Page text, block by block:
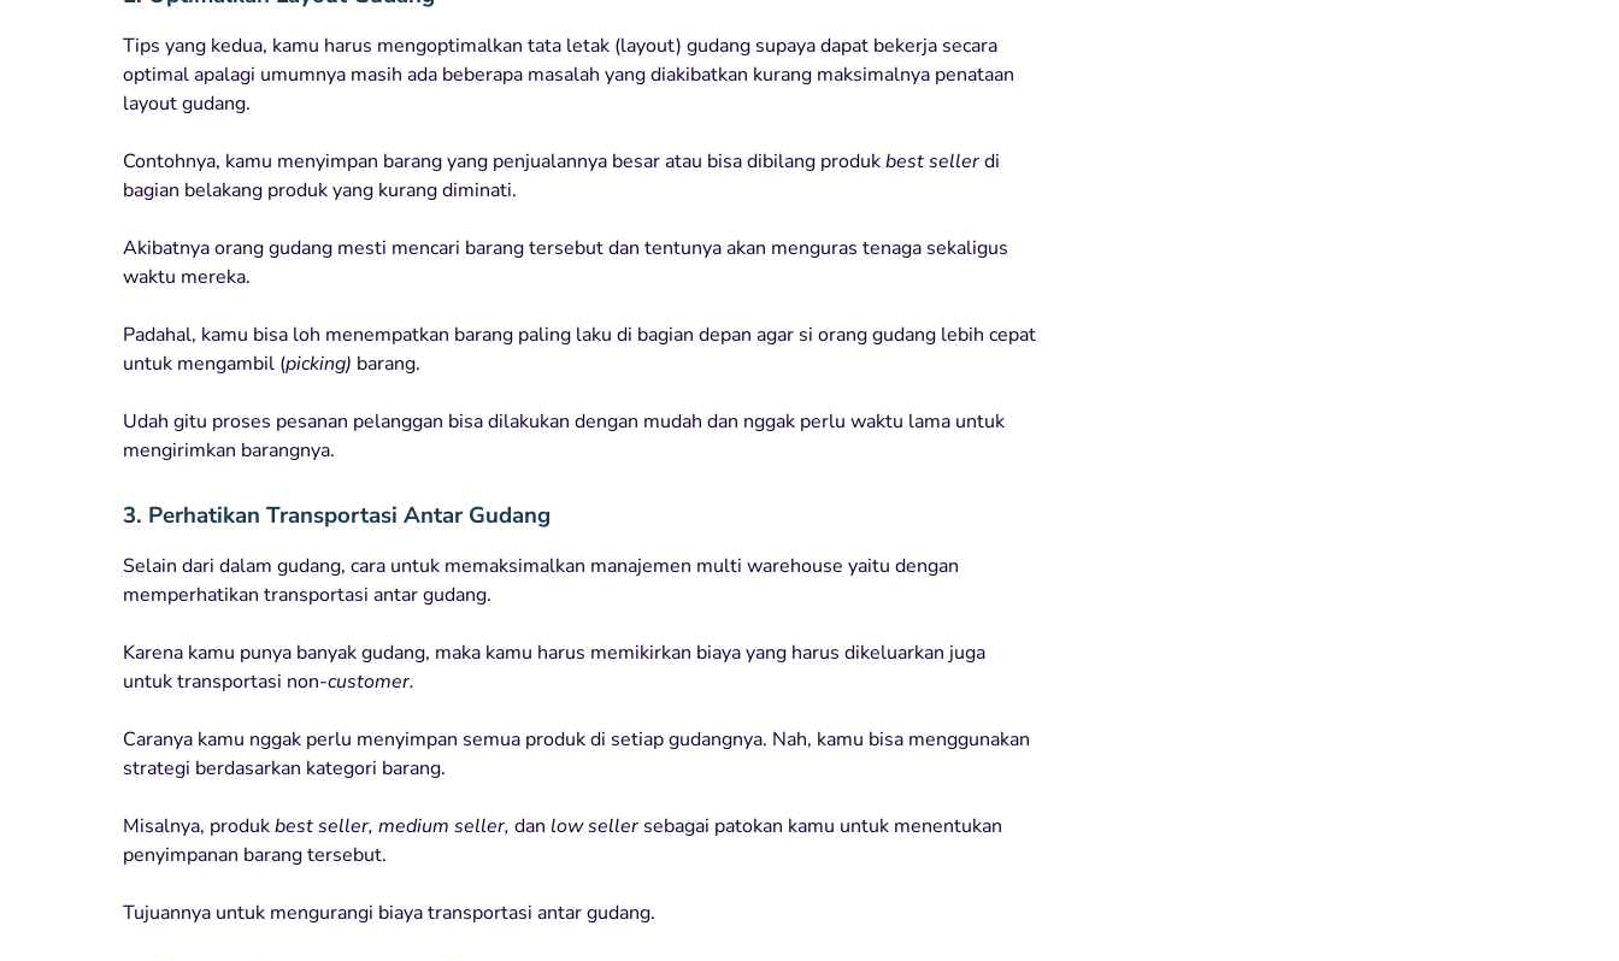
Tips yang kedua, kamu harus mengoptimalkan tata letak (layout) gudang supaya dapat bekerja secara
optimal apalagi umumnya masih ada beberapa masalah yang diakibatkan kurang maksimalnya penataan
layout gudang.
Contohnya, kamu menyimpan barang yang penjualannya besar atau bisa dibilang produkbest sellerdi
bagian belakang produk yang kurang diminati.
Akibatnya orang gudang mesti mencari barang tersebut dan tentunya akan menguras tenaga sekaligus
waktu mereka.
Padahal, kamu bisa loh menempatkan barang paling laku di bagian depan agar si orang gudang lebih cepat
untuk mengambil (picking) barang.
Udah gitu proses pesanan pelanggan bisa dilakukan dengan mudah dan nggak perlu waktu lama untuk
mengirimkan barangnya.
3. Perhatikan Transportasi Antar Gudang
Selain dari dalam gudang, cara untuk memaksimalkan manajemen multi warehouse yaitu dengan
memperhatikan transportasi antar gudang.
Karena kamu punya banyak gudang, maka kamu harus memikirkan biaya yang harus dikeluarkan juga
untuk transportasi non-customer.
Caranya kamu nggak perlu menyimpan semua produk di setiap gudangnya. Nah, kamu bisa menggunakan
strategi berdasarkan kategori barang.
Misalnya, produkbest seller, medium seller, dan low seller sebagai patokan kamu untuk menentukan
penyimpanan barang tersebut.
Tujuannya untuk mengurangi biaya transportasi antar gudang.